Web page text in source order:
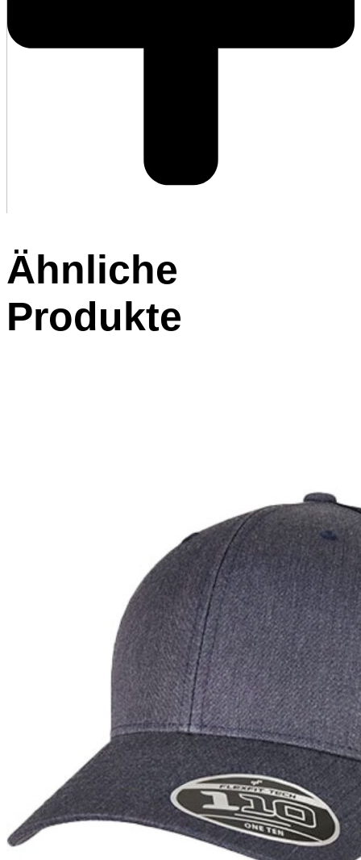
Ähnliche
Produkte